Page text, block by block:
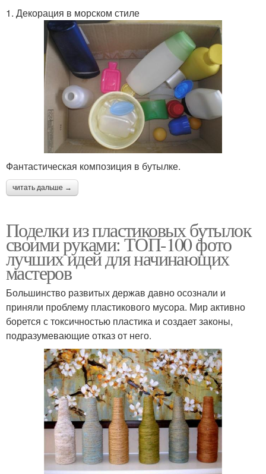
1. Декорация в морском стиле
Фантастическая композиция в бутылке.
читать дальше →
Поделки из пластиковых бутылок
своими руками: ТОП-100 фото
лучших идей для начинающих
мастеров
Большинство развитых держав давно осознали и
приняли проблему пластикового мусора. Мир активно
борется с токсичностью пластика и создает законы,
подразумевающие отказ от него.